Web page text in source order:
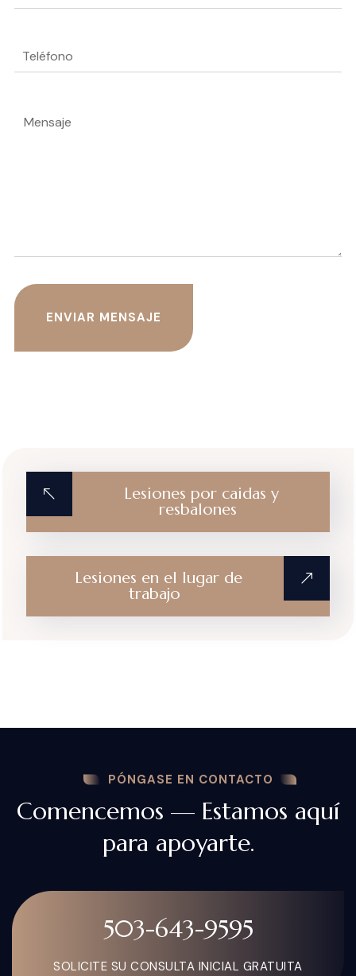
Teléfono
Mensaje (Obligatorio)
Lesiones por caidas y
resbalones
Lesiones en el lugar de
trabajo
PÓNGASE EN CONTACTO
Comencemos — Estamos aquí
para apoyarte.
503-643-9595
SOLICITE SU CONSULTA INICIAL GRATUITA